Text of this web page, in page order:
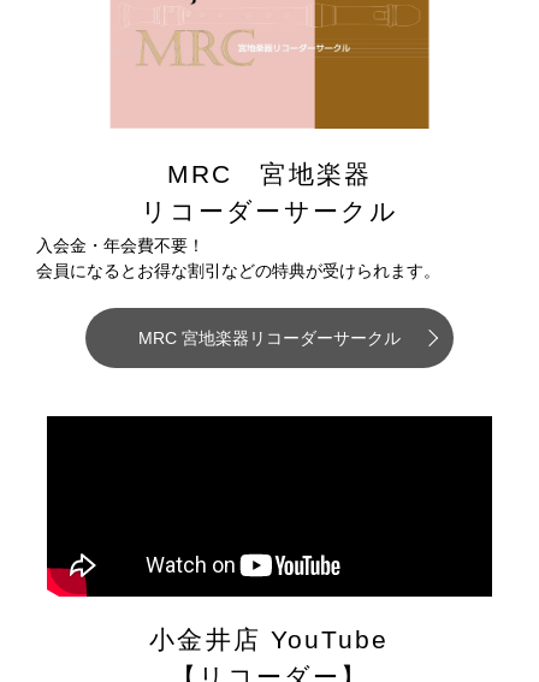
MRC 宮地楽器
リコーダーサークル
入会金・年会費不要！
会員になるとお得な割引などの特典が受けられます。
MRC 宮地楽器リコーダーサークル
小金井店 YouTube
【リコーダー】